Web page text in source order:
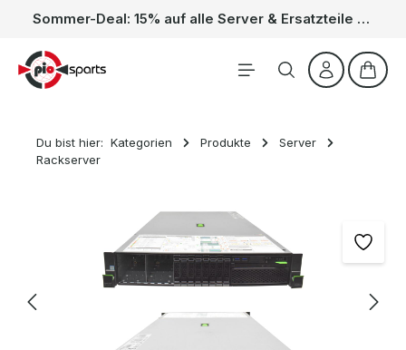
Zum Hauptinhalt springen Sommer-Deal: 15% auf alle Server & Ersatzteile – Kein Code nötig, der Rabatt wird automatisch im Warenkorb abgezogen. Gültig vom 01.06. bis 31.08.
Du bist hier: Kategorien Produkte
Server
Rackserver